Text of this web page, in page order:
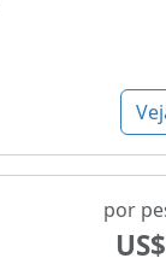
por
US$